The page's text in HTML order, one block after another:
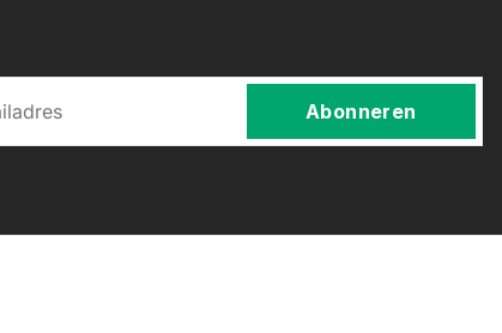
Abonneren